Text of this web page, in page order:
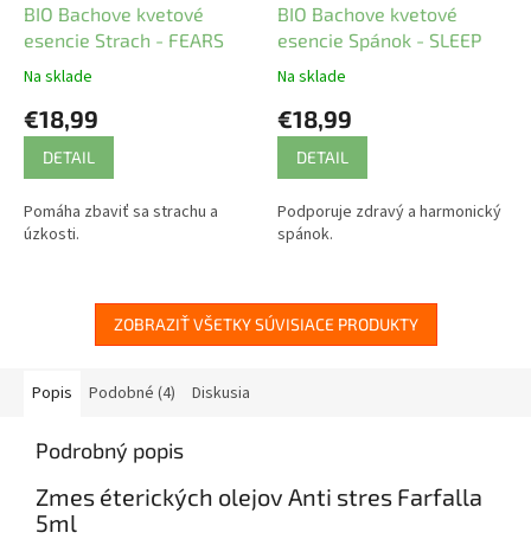
BIO Bachove kvetové
esencie Strach - FEARS
Na sklade
€18,99
DETAIL
Pomáha zbaviť sa strachu a
úzkosti.
BIO Bachove kvetové
esencie Spánok - SLEEP
Na sklade
€18,99
DETAIL
Podporuje zdravý a harmonický
spánok.
ZOBRAZIŤ VŠETKY SÚVISIACE PRODUKTY
Popis Podobné (4) Diskusia
Podrobný popis
Zmes éterických olejov Anti stres Farfalla
5ml